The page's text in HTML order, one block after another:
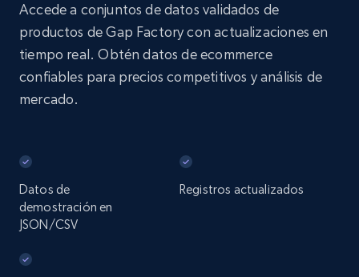
Accede a conjuntos de datos validados de
productos de Gap Factory con actualizaciones en
tiempo real. Obtén datos de ecommerce
confiables para precios competitivos y análisis de
mercado.
Datos de
demostración en
JSON/CSV
Registros actualizados